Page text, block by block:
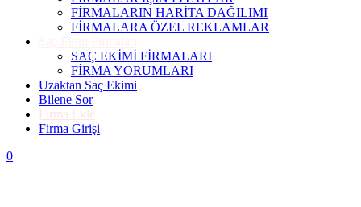
FİRMALARIN HARİTA DAĞILIMI
FİRMALARA ÖZEL REKLAMLAR
SAÇ EKİMİ FİRMALARI
FİRMA YORUMLARI
Uzaktan Saç Ekimi
Bilene Sor
Firma Ekle
Firma Girişi
0